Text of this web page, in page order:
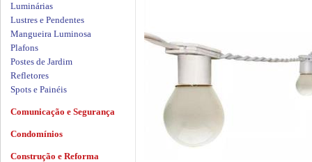
Luminárias
Lustres e Pendentes
Mangueira Luminosa
Plafons
Postes de Jardim
Refletores
Spots e Painéis
Comunicação e Segurança
Condomínios
Construção e Reforma